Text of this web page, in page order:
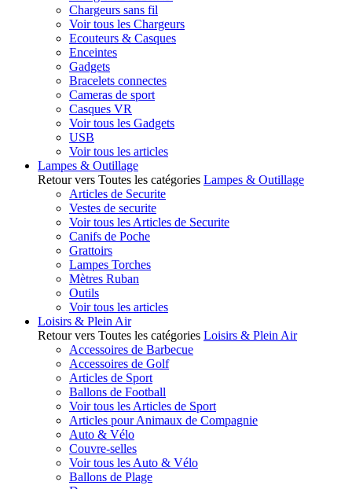
Chargeurs sans fil
Voir tous les Chargeurs
Ecouteurs & Casques
Enceintes
Gadgets
Bracelets connectes
Cameras de sport
Casques VR
Voir tous les Gadgets
USB
Voir tous les articles
Lampes & Outillage
Retour vers Toutes les catégories Lampes & Outillage
Articles de Securite
Vestes de securite
Voir tous les Articles de Securite
Canifs de Poche
Grattoirs
Lampes Torches
Mètres Ruban
Outils
Voir tous les articles
Loisirs & Plein Air
Retour vers Toutes les catégories Loisirs & Plein Air
Accessoires de Barbecue
Accessoires de Golf
Articles de Sport
Ballons de Football
Voir tous les Articles de Sport
Articles pour Animaux de Compagnie
Auto & Vélo
Couvre-selles
Voir tous les Auto & Vélo
Ballons de Plage